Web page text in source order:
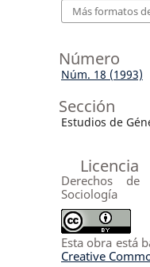
Más formatos
Número
Núm. 18 (1993)
Sección
Estudios de
Licencia
Derechos
Sociología
Esta obra está
Creative